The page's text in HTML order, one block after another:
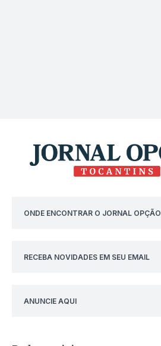
ONDE ENCONTRAR O JORNAL OPÇÃO
RECEBA NOVIDADES EM SEU EMAIL
ANUNCIE AQUI